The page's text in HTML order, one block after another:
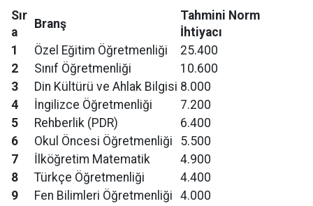
Sır
a
Branş
Tahmini Norm
İhtiyacı
1
Özel Eğitim Öğretmenliği
25.400
2
Sınıf Öğretmenliği
10.600
3
Din Kültürü ve Ahlak Bilgisi 8.000
4
İngilizce Öğretmenliği
7.200
5
Rehberlik (PDR)
6.400
6
Okul Öncesi Öğretmenliği
5.500
7
İlköğretim Matematik
4.900
8
Türkçe Öğretmenliği
4.400
9
Fen Bilimleri Öğretmenliği 4.000